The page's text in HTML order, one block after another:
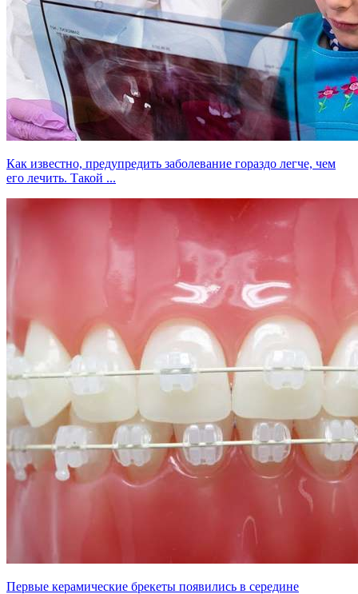
Как известно, предупредить заболевание гораздо легче, чем
его лечить. Такой ...
Первые керамические брекеты появились в середине